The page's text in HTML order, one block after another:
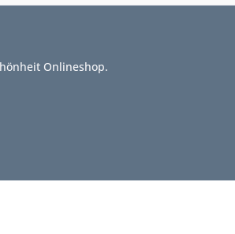
Onlineshop.